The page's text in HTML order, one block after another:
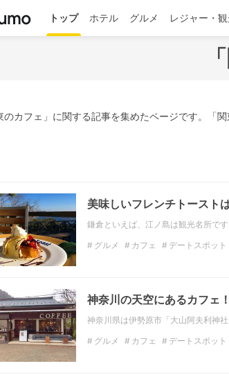
トップ ホテル グルメ レジャー・
「
のカフェ」に関する記事を集めたページです。「
美味しいフレンチトースト
鎌倉といえば、江ノ島は観光名所で
グルメ カフェ デートスポット
神奈川の天空にあるカフェ
神奈川県は伊勢原市「大山阿夫利神
グルメ カフェ デートスポット